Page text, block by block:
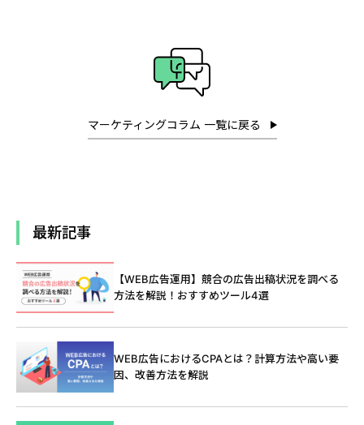
マーケティングコラム 一覧に戻る
最新記事
【WEB広告運用】競合の広告出稿状況を調べる
方法を解説！おすすめツール4選
WEB広告におけるCPAとは？計算方法や高い要
因、改善方法を解説